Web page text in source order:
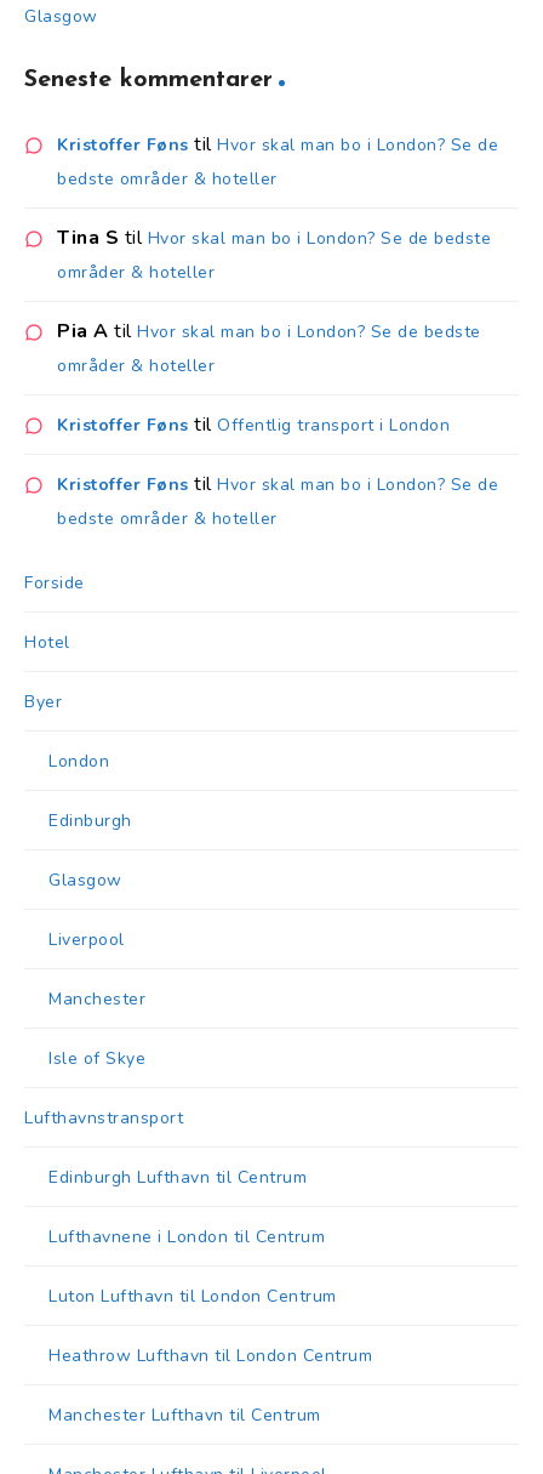
Glasgow
Seneste kommentarer
Kristoffer Føns til Hvor skal man bo i London? Se de
bedste områder & hoteller
Tina S til Hvor skal man bo i London? Se de bedste
områder & hoteller
Pia A til Hvor skal man bo i London? Se de bedste
områder & hoteller
Kristoffer Føns til Offentlig transport i London
Kristoffer Føns til Hvor skal man bo i London? Se de
bedste områder & hoteller
Forside
Hotel
Byer
London
Edinburgh
Glasgow
Liverpool
Manchester
Isle of Skye
Lufthavnstransport
Edinburgh Lufthavn til Centrum
Lufthavnene i London til Centrum
Luton Lufthavn til London Centrum
Heathrow Lufthavn til London Centrum
Manchester Lufthavn til Centrum